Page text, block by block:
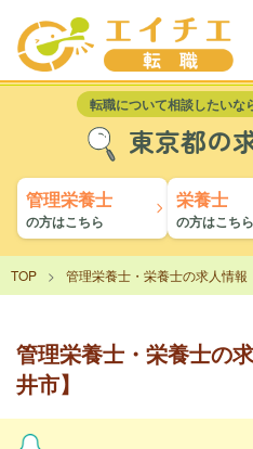
転職について相談したいな
東京都の
管理栄養士
の方はこちら
栄養士
の方はこちら
TOP 管理栄養士・栄養士の求人情報
管理栄養士・栄養士の
井市】